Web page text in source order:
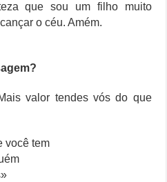
que sou um filho muito
o céu. Amém.
valor tendes vós do que
você tem